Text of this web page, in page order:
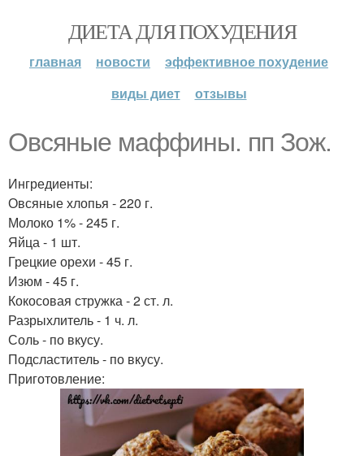
ДИЕТА ДЛЯ ПОХУДЕНИЯ
главная новости
эффективное похудение
виды диет
отзывы
Овсяные маффины. пп Зож.
Ингредиенты:
Овсяные хлопья - 220 г.
Молоко 1% - 245 г.
Яйца - 1 шт.
Грецкие орехи - 45 г.
Изюм - 45 г.
Кокосовая стружка - 2 ст. л.
Разрыхлитель - 1 ч. л.
Соль - по вкусу.
Подсластитель - по вкусу.
Приготовление: